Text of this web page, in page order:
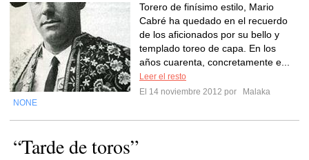
Torero de finísimo estilo, Mario
Cabré ha quedado en el recuerdo
de los aficionados por su bello y
templado toreo de capa. En los
años cuarenta, concretamente e...
Leer el resto
El 14 noviembre 2012 por
Malaka
NONE
“Tarde de toros”